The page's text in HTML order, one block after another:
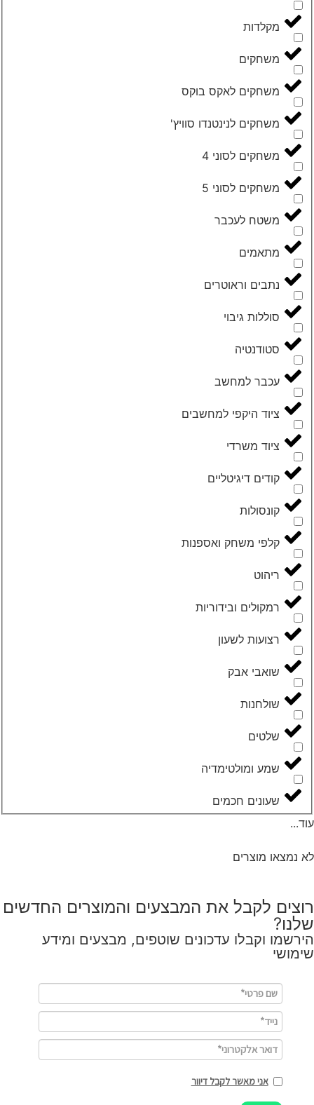
מקלדות
משחקים
משחקים לאקס בוקס
משחקים לנינטנדו סוויץ'
משחקים לסוני 4
משחקים לסוני 5
משטח לעכבר
מתאמים
נתבים וראוטרים
סוללות גיבוי
סטודנטיה
עכבר למחשב
ציוד היקפי למחשבים
ציוד משרדי
קודים דיגיטליים
קונסולות
קלפי משחק ואספנות
ריהוט
רמקולים ובידוריות
רצועות לשעון
שואבי אבק
שולחנות
שלטים
שמע ומולטימדיה
שעונים חכמים
עוד...
לא נמצאו מוצרים
רוצים לקבל את המבצעים והמוצרים החדשים
שלנו?
הירשמו וקבלו עדכונים שוטפים, מבצעים ומידע
שימושי
אני מאשר לקבל דיוור